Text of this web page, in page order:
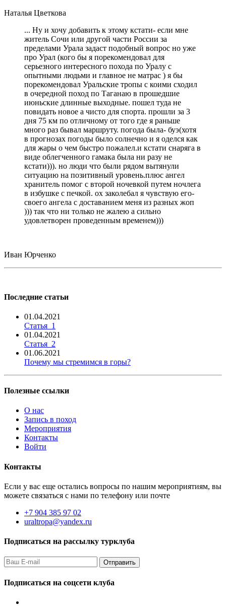
Наталья Цветкова
... Ну и хочу добавить к этому кстати- если мне
житель Сочи или другой части России за
пределами Урала задаст подобный вопрос но уже
про Урал (кого бы я порекомендовал для
серьезного интересного похода по Уралу с
опытными людьми и главное не матрас ) я бы
порекомендовал Уральские тропы с коими сходил
в очередной поход по Таганаю в прошедшие
июньские длинные выходные. пошел туда не
повидать новое а чисто для спорта. прошли за 3
дня 75 км по отличному от того где я раньше
много раз бывал маршруту. погода была- буэ(хотя
в прогнозах погоды было солнечно и я оделся как
для жары о чем быстро пожалел.и кстати снаряга в
виде облегченного гамака была ни разу не
кстати))). но люди что были рядом вытянули
ситуацию на позитивный уровень.плюс ангел
хранитель помог с второй ночевкой путем ночлега
в избушке с печкой. ох заколебал я чувствую его-
своего ангела с доставанием меня из разных жоп
))) так что ни только не жалею а сильно
удовлетворен проведенным временем)))
Иван Юрченко
Последние статьи
01.04.2021
Статья_1
01.04.2021
Статья_2
01.06.2021
Почему мы стремимся в горы?
Полезные ссылки
О нас
Запись в поход
Мероприятия
Контакты
Войти
Контакты
Если у вас еще остались вопросы по нашим мероприятиям, вы
можете связаться с нами по телефону или почте
+7 904 385 97 02
uraltropa@yandex.ru
Подписаться на рассылку турклуба
Подписаться на соцсети клуба